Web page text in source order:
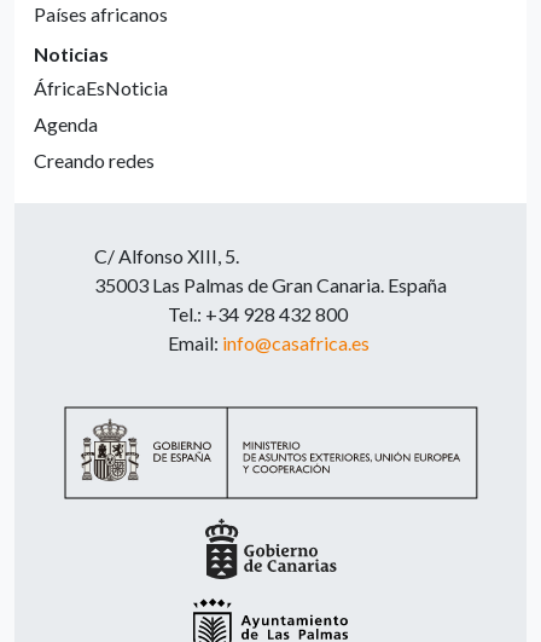
Países africanos
Noticias
ÁfricaEsNoticia
Agenda
Creando redes
C/ Alfonso XIII, 5.
35003 Las Palmas de Gran Canaria. España
Tel.: +34 928 432 800
Email: info@casafrica.es